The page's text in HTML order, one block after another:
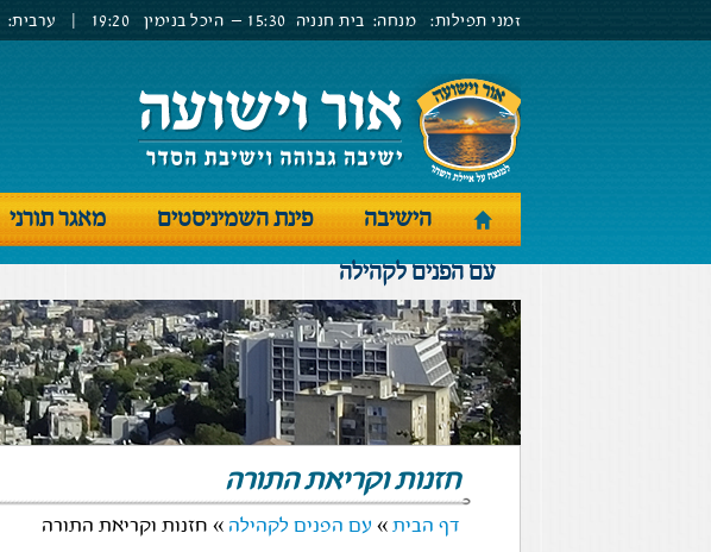
זמני תפילות: מנחה: בית חנניה 15:30 – היכל בנימין ערבית:
הישיבה פינת השמיניסטים מאגר תורני
עם הפנים לקהילה
חזנות וקריאת התורה
דף הבית » עם הפנים לקהילה » חזנות וקריאת התורה